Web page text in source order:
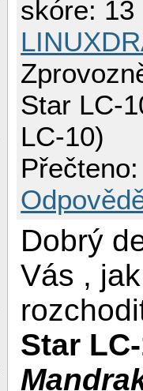
skóre: 13
Star LC-
LC-10)
Dobrý
Vás ,
Star